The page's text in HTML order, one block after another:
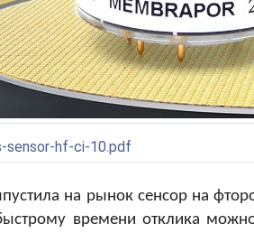
sensor-hf-ci-10.pdf
на рынок сенсор на
времени отклика